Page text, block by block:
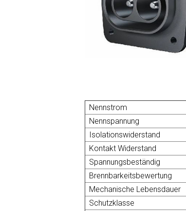
Nennstrom
Nennspannung
Isolationswiderstand
Kontakt Widerstand
Spannungsbeständig
Brennbarkeitsbewertung
Mechanische Lebensdauer
Schutzklasse